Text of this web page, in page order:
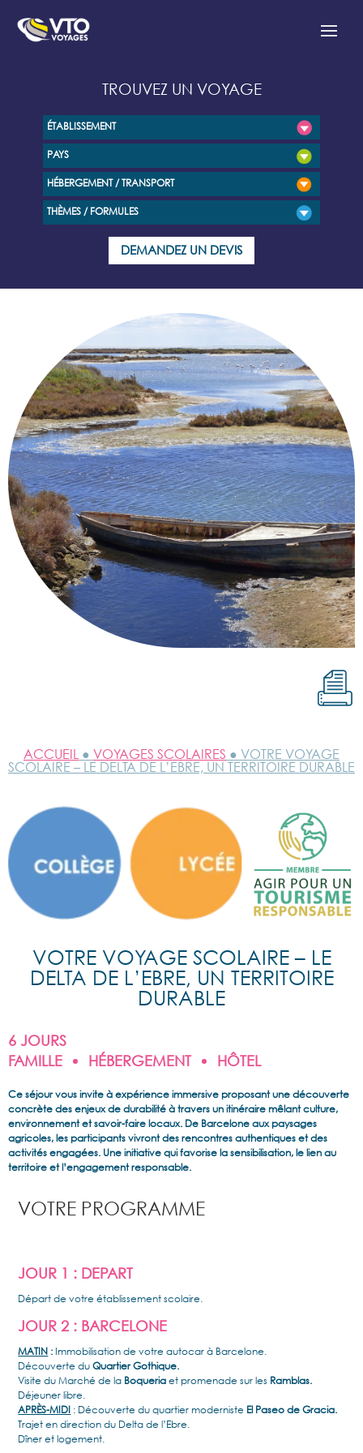
TROUVEZ UN VOYAGE
ÉTABLISSEMENT
PAYS
HÉBERGEMENT / TRANSPORT
THÈMES / FORMULES
DEMANDEZ UN DEVIS
ACCUEIL ● VOYAGES SCOLAIRES ● VOTRE VOYAGE
SCOLAIRE – LE DELTA DE L’EBRE, UN TERRITOIRE DURABLE
VOTRE VOYAGE SCOLAIRE – LE
DELTA DE L’EBRE, UN TERRITOIRE
DURABLE
6 JOURS
FAMILLE
HÉBERGEMENT HÔTEL
Ce séjour vous invite à expérience immersive proposant une découverte
concrète des enjeux de durabilité à travers un itinéraire mêlant culture,
environnement et savoir-faire locaux. De Barcelone aux paysages
agricoles, les participants vivront des rencontres authentiques et des
activités engagées. Une initiative qui favorise la sensibilisation, le lien au
territoire et l’engagement responsable.
VOTRE PROGRAMME
JOUR 1 : DEPART
Départ de votre établissement scolaire.
JOUR 2 : BARCELONE
MATIN : Immobilisation de votre autocar à Barcelone.
Découverte duQuartier Gothique.
Visite du Marché de la Boqueriaet promenade sur les Ramblas.
Déjeuner libre.
APRÈS-MIDI : Découverte du quartier moderniste El Paseo de Gracia.
Trajet en direction du Delta de l’Ebre.
Dîner et logement.